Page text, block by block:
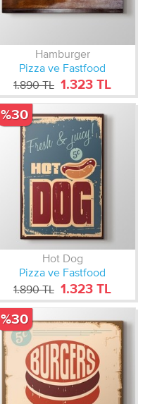
Hamburger
Pizza ve Fastfood
1.890 TL 1.323 TL
Hot Dog
Pizza ve Fastfood
1.890 TL 1.323 TL
%30
%30